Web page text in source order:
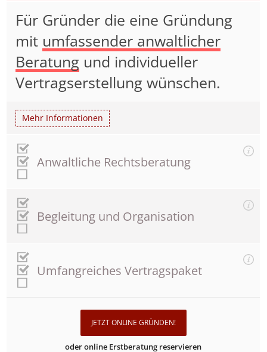
Für Gründer die eine Gründung
mit umfassender anwaltlicher
Beratung und individueller
Vertragserstellung wünschen.
Mehr Informationen
Anwaltliche Rechtsberatung
Begleitung und Organisation
Umfangreiches Vertragspaket
JETZT ONLINE GRÜNDEN!
oder online Erstberatung reservieren